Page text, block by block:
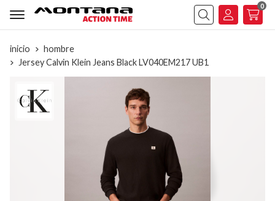
Buscar
0
inicio
hombre
Jersey Calvin Klein Jeans Black LV040EM217 UB1